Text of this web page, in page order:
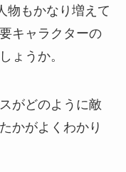
物もかなり増えて
キャラクターの
ょうか。
がどのように敵
かがよくわかり